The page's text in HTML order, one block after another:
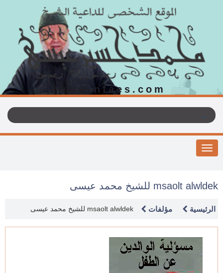
www.nfaes.com
Toggle
navigation
msaolt alwldek للشيخ محمد عيسى
الرئيسية مؤلفات msaolt alwldek للشيخ محمد عيسى